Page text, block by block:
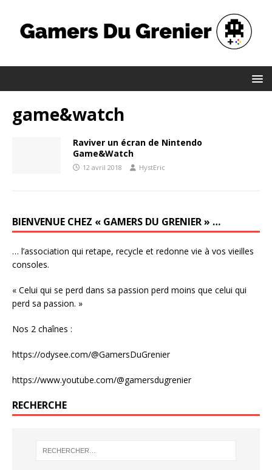
game&watch
Raviver un écran de Nintendo
Game&Watch
12 avril 2018 HystEric
BIENVENUE CHEZ « GAMERS DU GRENIER » …
… l’association qui retape, recycle et redonne vie à vos vieilles
consoles.
« Celui qui se perd dans sa passion perd moins que celui qui
perd sa passion. »
Nos 2 chaînes :
https://odysee.com/@GamersDuGrenier
https://www.youtube.com/@gamersdugrenier
RECHERCHE